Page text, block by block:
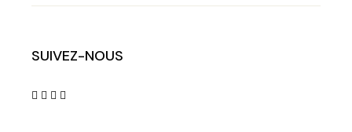
SUIVEZ-NOUS